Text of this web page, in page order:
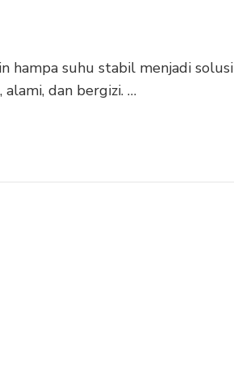
hampa suhu stabil menjadi solusi
dan bergizi. …